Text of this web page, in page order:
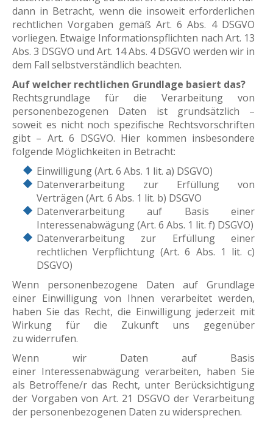
dann in Betracht, wenn die insoweit erforderlichen
rechtlichen Vorgaben gemäß Art. 6 Abs. 4 DSGVO
vorliegen. Etwaige Informationspflichten nach Art. 13
Abs. 3 DSGVO und Art. 14 Abs. 4 DSGVO werden wir in
dem Fall selbstverständlich beachten.
Auf welcher rechtlichen Grundlage basiert das?
Rechtsgrundlage für die Verarbeitung von
personenbezogenen Daten ist grundsätzlich –
soweit es nicht noch spezifische Rechtsvorschriften
gibt – Art. 6 DSGVO. Hier kommen insbesondere
folgende Möglichkeiten in Betracht:
Einwilligung (Art. 6 Abs. 1 lit. a) DSGVO)
Datenverarbeitung zur Erfüllung von
Verträgen (Art. 6 Abs. 1 lit. b) DSGVO
Datenverarbeitung auf Basis einer
Interessenabwägung (Art. 6 Abs. 1 lit. f) DSGVO)
Datenverarbeitung zur Erfüllung einer
rechtlichen Verpflichtung (Art. 6 Abs. 1 lit. c)
DSGVO)
Wenn personenbezogene Daten auf Grundlage
einer Einwilligung von Ihnen verarbeitet werden,
haben Sie das Recht, die Einwilligung jederzeit mit
Wirkung für die Zukunft uns gegenüber
zu widerrufen.
Wenn wir Daten auf Basis
einer Interessenabwägung verarbeiten, haben Sie
als Betroffene/r das Recht, unter Berücksichtigung
der Vorgaben von Art. 21 DSGVO der Verarbeitung
der personenbezogenen Daten zu widersprechen.